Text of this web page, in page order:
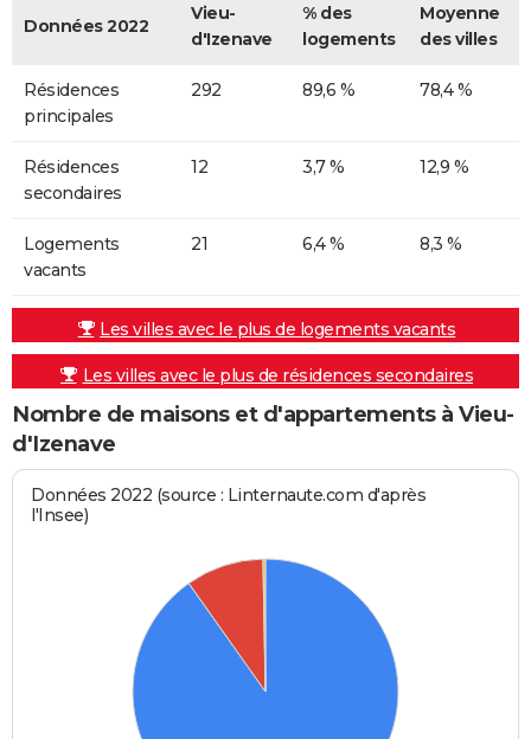
Données 2022
Vieu-
d'Izenave
% des
logements
Moyenne
des villes
Résidences
principales
292 89,6 % 78,4 %
Résidences
secondaires
12 3,7 % 12,9 %
Logements
vacants
21 6,4 % 8,3 %
Les villes avec le plus de logements vacants
Les villes avec le plus de résidences secondaires
Nombre de maisons et d'appartements à Vieu-
d'Izenave
Données 2022 (source : Linternaute.com d'après
l'Insee)